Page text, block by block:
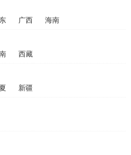
广西 海南
西藏
新疆